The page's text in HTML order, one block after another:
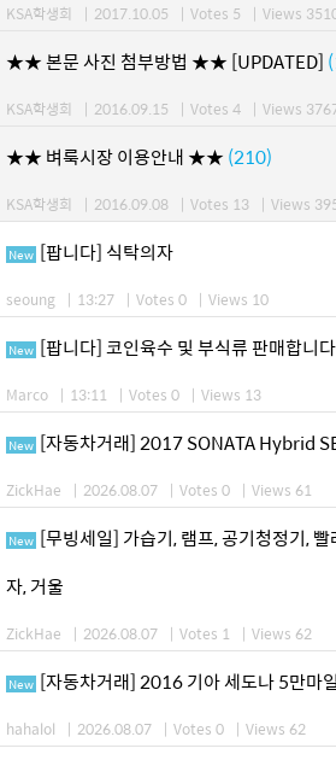
KSA학생회 | 2017.10.05 | Votes 5 | Views
★★ 본문 사진 첨부방법 ★★ [UPDATED]
KSA학생회 | 2016.09.15 | Votes 4 | Views
★★ 벼룩시장 이용안내 ★★ (210)
KSA학생회 | 2016.09.08 | Votes 13 | Views
New [팝니다] 식탁의자
seoung | 13:27 | Votes 0 | Views 10
New [팝니다] 코인육수 및 부식류 판매합니
Marco | 13:11 | Votes 0 | Views 13
New [자동차거래] 2017 SONATA Hybrid
ZickHae | 2026.08.07 | Votes 0 | Views 61
New [무빙세일] 가습기, 램프, 공기청정기,
자, 거울
ZickHae | 2026.08.07 | Votes 1 | Views 62
New [자동차거래] 2016 기아 세도나 5만마
hahalol | 2026.08.07 | Votes 0 | Views 62